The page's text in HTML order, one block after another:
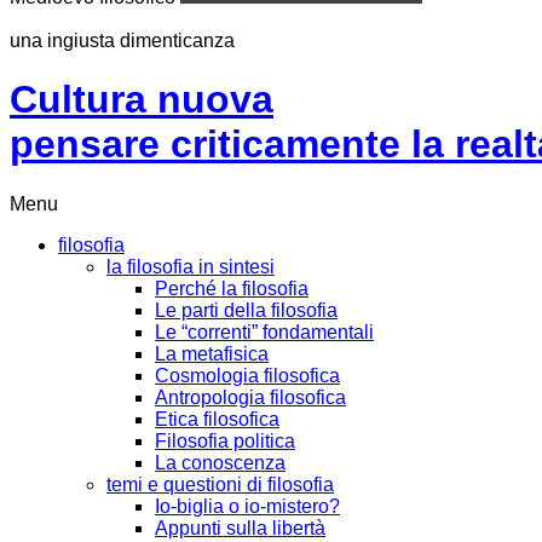
una ingiusta dimenticanza
Cultura nuova
pensare criticamente la
Menu
filosofia
la filosofia in sintesi
Perché la filosofia
Le parti della filosofia
Le “correnti” fondamentali
La metafisica
Cosmologia filosofica
Antropologia filosofica
Etica filosofica
Filosofia politica
La conoscenza
temi e questioni di filosofia
Io-biglia o io-mistero?
Appunti sulla libertà